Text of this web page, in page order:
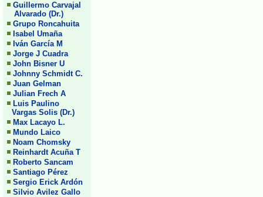
Guillermo Carvajal
Alvarado (Dr.)
Grupo Roncahuita
Isabel Umaña
Iván García M
Jorge J Cuadra
John Bisner U
Johnny Schmidt C.
Juan Gelman
Julian Frech A
Luis Paulino
Vargas Solis (Dr.)
Max Lacayo L.
Mundo Laico
Noam Chomsky
Reinhardt Acuña T
Roberto Sancam
Santiago Pérez
Sergio Erick Ardón
Silvio Avilez Gallo